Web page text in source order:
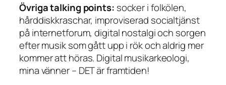
Övriga talking points: socker i folkölen,
hårddiskkraschar, improviserad socialtjänst
på internetforum, digital nostalgi och sorgen
efter musik som gått upp i rök och aldrig mer
kommer att höras. Digital musikarkeologi,
mina vänner – DET är framtiden!